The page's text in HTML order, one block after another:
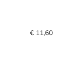
€ 11,60